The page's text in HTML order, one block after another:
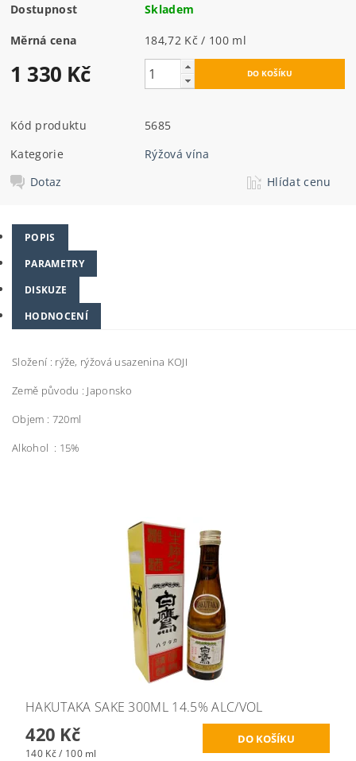
Dostupnost Skladem
Měrná cena 184,72 Kč / 100 ml
1 330 Kč
Kód produktu
5685
Kategorie
Rýžová vína
Dotaz
Hlídat cenu
POPIS
PARAMETRY
DISKUZE
HODNOCENÍ
Složení : rýže, rýžová usazenina KOJI
Země původu : Japonsko
Objem : 720ml
Alkohol : 15%
HAKUTAKA SAKE 300ML 14.5% ALC/VOL
420 Kč
140 Kč / 100 ml